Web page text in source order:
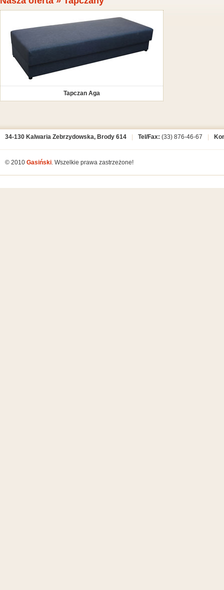
Tapczan Aga
34-130 Kalwaria Zebrzydowska, Brody 614 Tel/Fax: (33) 876-46-67
© 2010 Gasiński. Wszelkie prawa zastrzeżone!